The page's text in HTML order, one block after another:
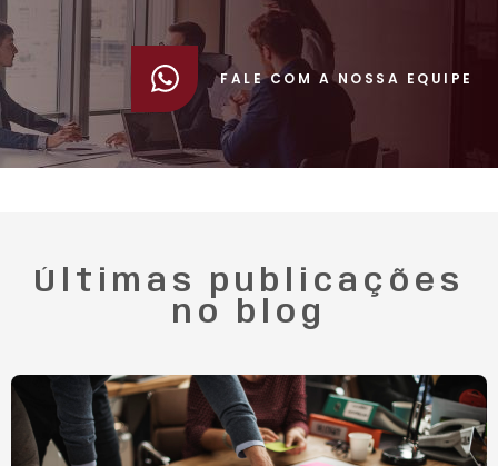
FALE COM A NOSSA EQUIPE
Últimas publicações
no blog